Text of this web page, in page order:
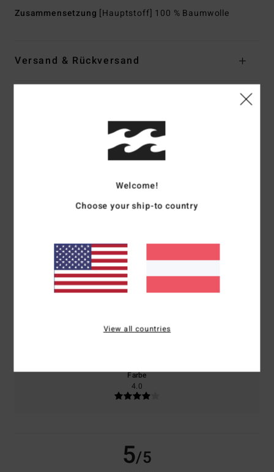
Zusammensetzung [Hauptstoff] 100 % Baumwolle
Versand & Rückversand
Durchschnittliche Bewertung
5.0/5
Komfort
5.0
Farbe
4.0
5/5
Welcome!
Choose your ship-to country
View all countries